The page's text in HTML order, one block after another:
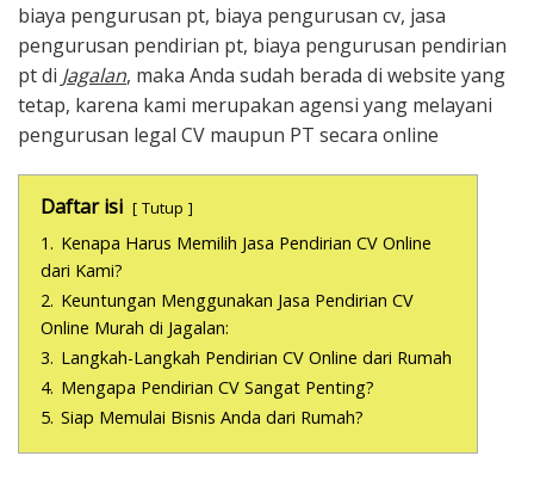
biaya pengurusan pt, biaya pengurusan cv, jasa
pengurusan pendirian pt, biaya pengurusan pendirian
pt di Jagalan, maka Anda sudah berada di website yang
tetap, karena kami merupakan agensi yang melayani
pengurusan legal CV maupun PT secara online
Daftar isi Tutup
1. Kenapa Harus Memilih Jasa Pendirian CV Online
dari Kami?
2. Keuntungan Menggunakan Jasa Pendirian CV
Online Murah di Jagalan:
3. Langkah-Langkah Pendirian CV Online dari Rumah
4. Mengapa Pendirian CV Sangat Penting?
5. Siap Memulai Bisnis Anda dari Rumah?